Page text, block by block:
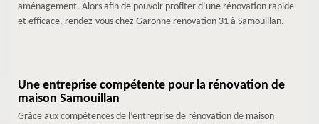
aménagement. Alors afin de pouvoir profiter d’une rénovation rapide
et efficace, rendez-vous chez Garonne renovation 31 à Samouillan.
Une entreprise compétente pour la rénovation de
maison Samouillan
Grâce aux compétences de l’entreprise de rénovation de maison